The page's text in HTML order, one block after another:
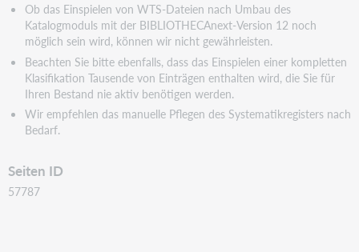
Ob das Einspielen von WTS-Dateien nach Umbau des
Katalogmoduls mit der BIBLIOTHECAnext-Version 12 noch
möglich sein wird, können wir nicht gewährleisten.
Beachten Sie bitte ebenfalls, dass das Einspielen einer kompletten
Klasifikation Tausende von Einträgen enthalten wird, die Sie für
Ihren Bestand nie aktiv benötigen werden.
Wir empfehlen das manuelle Pflegen des Systematikregisters nach
Bedarf.
Seiten ID
57787